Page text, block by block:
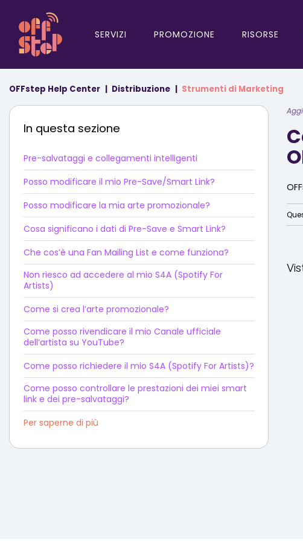
SERVIZI PROMOZIONE RISORSE
OFFstep Help Center Distribuzione Strumenti di Marketing
In questa sezione
Pre-salvataggi e collegamenti intelligenti
Posso modificare il mio Pre-Save/Smart Link?
Posso modificare la mia arte promozionale?
Cosa significano i dati di Pre-Save e Smart Link?
Che cos’è una Fan Mailing List e come funziona?
Non riesco ad accedere al mio S4A (Spotify For
Artists)
Come si crea l’arte promozionale?
Come posso rivendicare il mio Canale ufficiale
dell’artista su YouTube?
Come posso richiedere il mio S4A (Spotify For Artists)?
Come posso controllare le prestazioni dei miei smart
link e dei pre-salvataggi?
Per saperne di più